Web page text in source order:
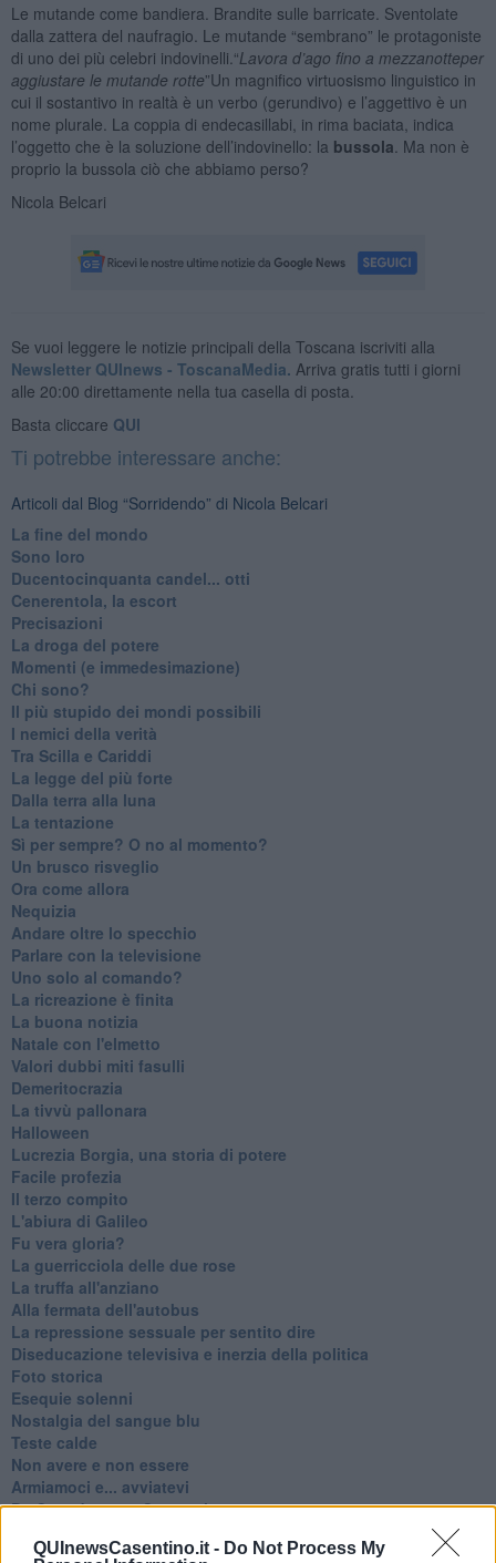
QUInewsCasentino.it - Do Not Process My
Le mutande come bandiera. Brandite sulle barricate. Sventolate
dalla zattera del naufragio. Le mutande “sembrano” le protagoniste
di uno dei più celebri indovinelli.“Lavora d’ago fino a mezzanotteper
aggiustare le mutande rotte”Un magnifico virtuosismo linguistico in
cui il sostantivo in realtà è un verbo (gerundivo) e l’aggettivo è un
nome plurale. La coppia di endecasillabi, in rima baciata, indica
l’oggetto che è la soluzione dell’indovinello: la bussola . Ma non è
proprio la bussola ciò che abbiamo perso?
Nicola Belcari
Se vuoi leggere le notizie principali della Toscana iscriviti alla
Newsletter QUInews - ToscanaMedia. Arriva gratis tutti i giorni
alle 20:00 direttamente nella tua casella di posta.
Basta cliccare QUI
Ti potrebbe interessare anche:
Articoli dal Blog “Sorridendo” di Nicola Belcari
La fine del mondo
Sono loro
Ducentocinquanta candel... otti
Cenerentola, la escort
Precisazioni
La droga del potere
Momenti (e immedesimazione)
Chi sono?
Il più stupido dei mondi possibili
I nemici della verità
Tra Scilla e Cariddi
La legge del più forte
Dalla terra alla luna
La tentazione
​Sì per sempre? O no al momento?
Un brusco risveglio
Ora come allora
Nequizia
Andare oltre lo specchio
Parlare con la televisione
Uno solo al comando?
La ricreazione è finita
La buona notizia
Natale con l'elmetto
Valori dubbi miti fasulli
Demeritocrazia
La tivvù pallonara
Halloween
​Lucrezia Borgia, una storia di potere
Facile profezia
Il terzo compito
L'abiura di Galileo
Fu vera gloria?
La guerricciola delle due rose
La truffa all'anziano
Alla fermata dell'autobus
La repressione sessuale per sentito dire
Diseducazione televisiva e inerzia della politica
Foto storica
Esequie solenni
Nostalgia del sangue blu
Teste calde
Non avere e non essere
Armiamoci e... avviatevi
Da Capodanno a Carnevale
Sor-riso amaro